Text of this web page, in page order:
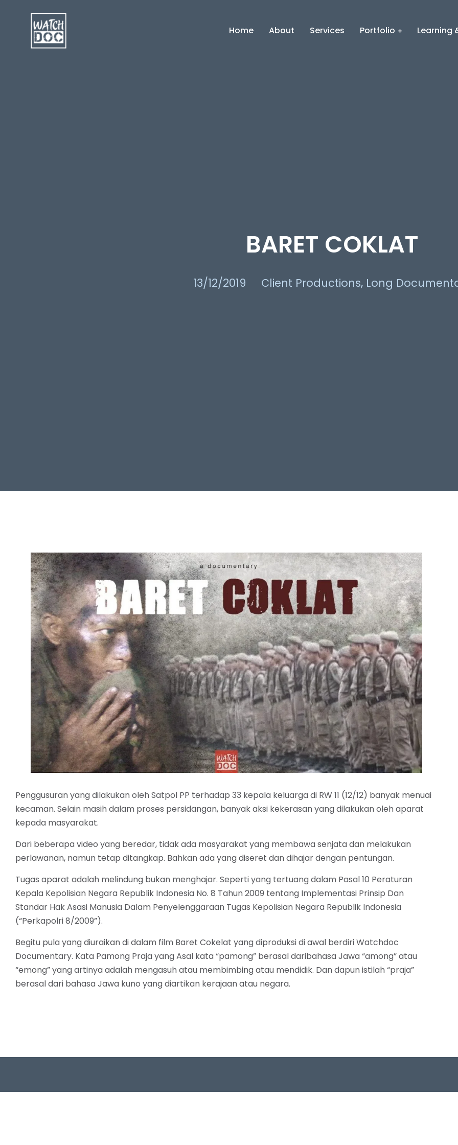
Home About Services Portfolio Learning
BARET COKLAT
13/12/2019 Client Productions, Long
Penggusuran yang dilakukan oleh Satpol PP terhadap 33 kepala keluarga di RW 11 (12/12) banyak menuai
kecaman. Selain masih dalam proses persidangan, banyak aksi kekerasan yang dilakukan oleh aparat
kepada masyarakat.
Dari beberapa video yang beredar, tidak ada masyarakat yang membawa senjata dan melakukan
perlawanan, namun tetap ditangkap. Bahkan ada yang diseret dan dihajar dengan pentungan.
Tugas aparat adalah melindung bukan menghajar. Seperti yang tertuang dalam Pasal 10 Peraturan
Kepala Kepolisian Negara Republik Indonesia No. 8 Tahun 2009 tentang Implementasi Prinsip Dan
Standar Hak Asasi Manusia Dalam Penyelenggaraan Tugas Kepolisian Negara Republik Indonesia
(“Perkapolri 8/2009”).
Begitu pula yang diuraikan di dalam film Baret Cokelat yang diproduksi di awal berdiri Watchdoc
Documentary. Kata Pamong Praja yang Asal kata “pamong” berasal daribahasa Jawa “among” atau
“emong” yang artinya adalah mengasuh atau membimbing atau mendidik. Dan dapun istilah “praja”
berasal dari bahasa Jawa kuno yang diartikan kerajaan atau negara.